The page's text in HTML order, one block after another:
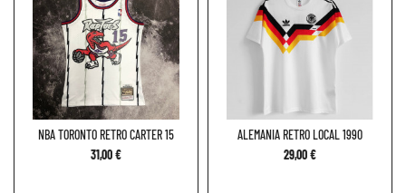
NBA TORONTO RETRO CARTER 15
31,00 €
ALEMANIA RETRO LOCAL 1990
29,00 €